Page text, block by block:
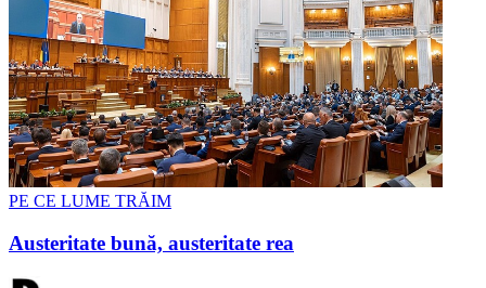
PE CE LUME TRĂIM
Austeritate bună, austeritate rea